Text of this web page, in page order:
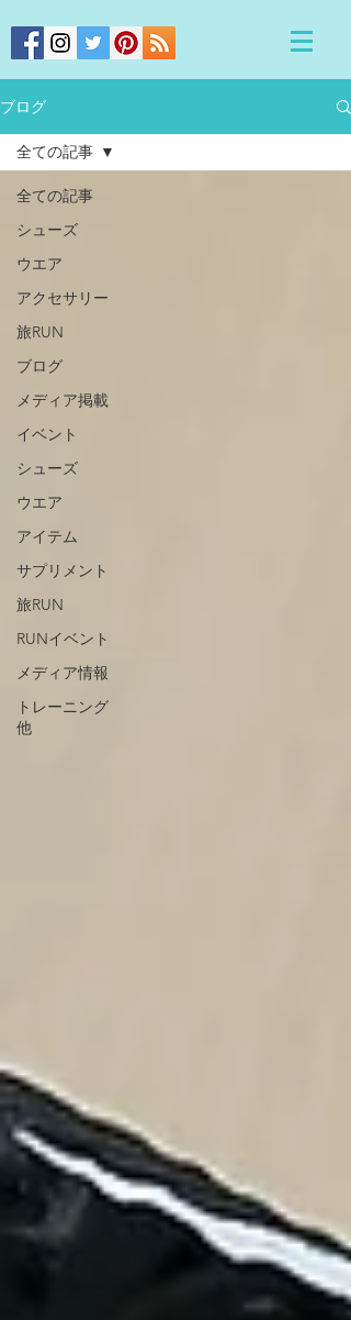
ブログ
全ての記事
シューズ
ウエア
アクセサリー
旅RUN
ブログ
メディア掲載
イベント
シューズ
ウエア
アイテム
サプリメント
旅RUN
RUNイベント
メディア情報
トレーニング
他
全ての記事